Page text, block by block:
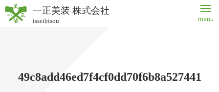
一正美装 株式会社
isseibisou menu
49c8add46ed7f4cf0dd70f6b8a527441